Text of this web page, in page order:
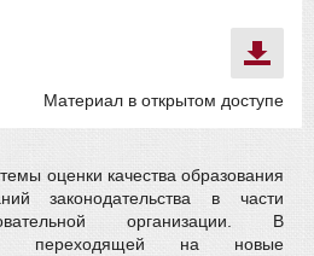
Материал в открытом доступе
оценки качества образования
законодательства в части
организации. В
переходящей на новые